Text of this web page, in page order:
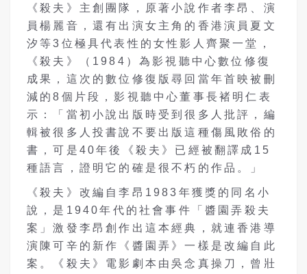
《殺夫》主創團隊，原著小說作者李昂、演
員楊麗音，還有出演女主角的香港演員夏文
汐等3位極具代表性的女性影人齊聚一堂，
《殺夫》（1984）為影視聽中心數位修復
成果，這次的數位修復版尋回當年首映被刪
減的8個片段，影視聽中心董事長褚明仁表
示：「當初小說出版時受到很多人批評，編
輯被很多人投書說不要出版這種傷風敗俗的
書，可是40年後《殺夫》已經被翻譯成15
種語言，證明它的確是很不朽的作品。」
《殺夫》改編自李昂1983年獲獎的同名小
說，是1940年代的社會事件「醬園弄殺夫
案」激發李昂創作出這本經典，就連香港導
演陳可辛的新作《醬園弄》一樣是改編自此
案。《殺夫》電影劇本由吳念真操刀，曾壯